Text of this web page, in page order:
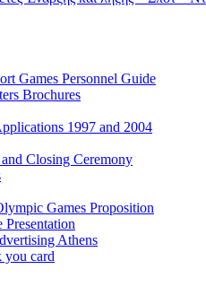
Games Personnel Guide
Brochures
1997 and 2004
Closing Ceremony
Games Proposition
Athens
you card